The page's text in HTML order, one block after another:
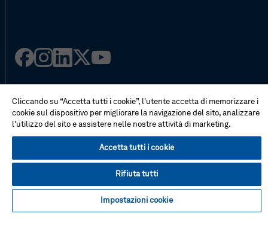
Facebook
Instagram
LinkedIn
Twitter
YouTube
Il negozio online
Condizioni di vendita
Termini e condizioni d'uso
Preferenze cookie
FAQ
Informativa sulla privacy
Cliccando su “Accetta tutti i cookie”, l'utente accetta di memorizzare i
cookie sul dispositivo per migliorare la navigazione del sito, analizzare
l'utilizzo del sito e assistere nelle nostre attività di marketing.
Accetta tutti i cookie
Rifiuta tutti
Impostazioni cookie